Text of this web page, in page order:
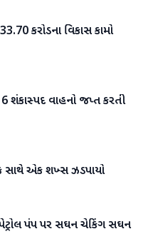
કરોડના વિકાસ કામો
શંકાસ્પદ વાહનો જપ્ત કરતી
સાથે એક શખ્સ ઝડપાયો
પંપ પર સઘન ચેકિંગ સઘન